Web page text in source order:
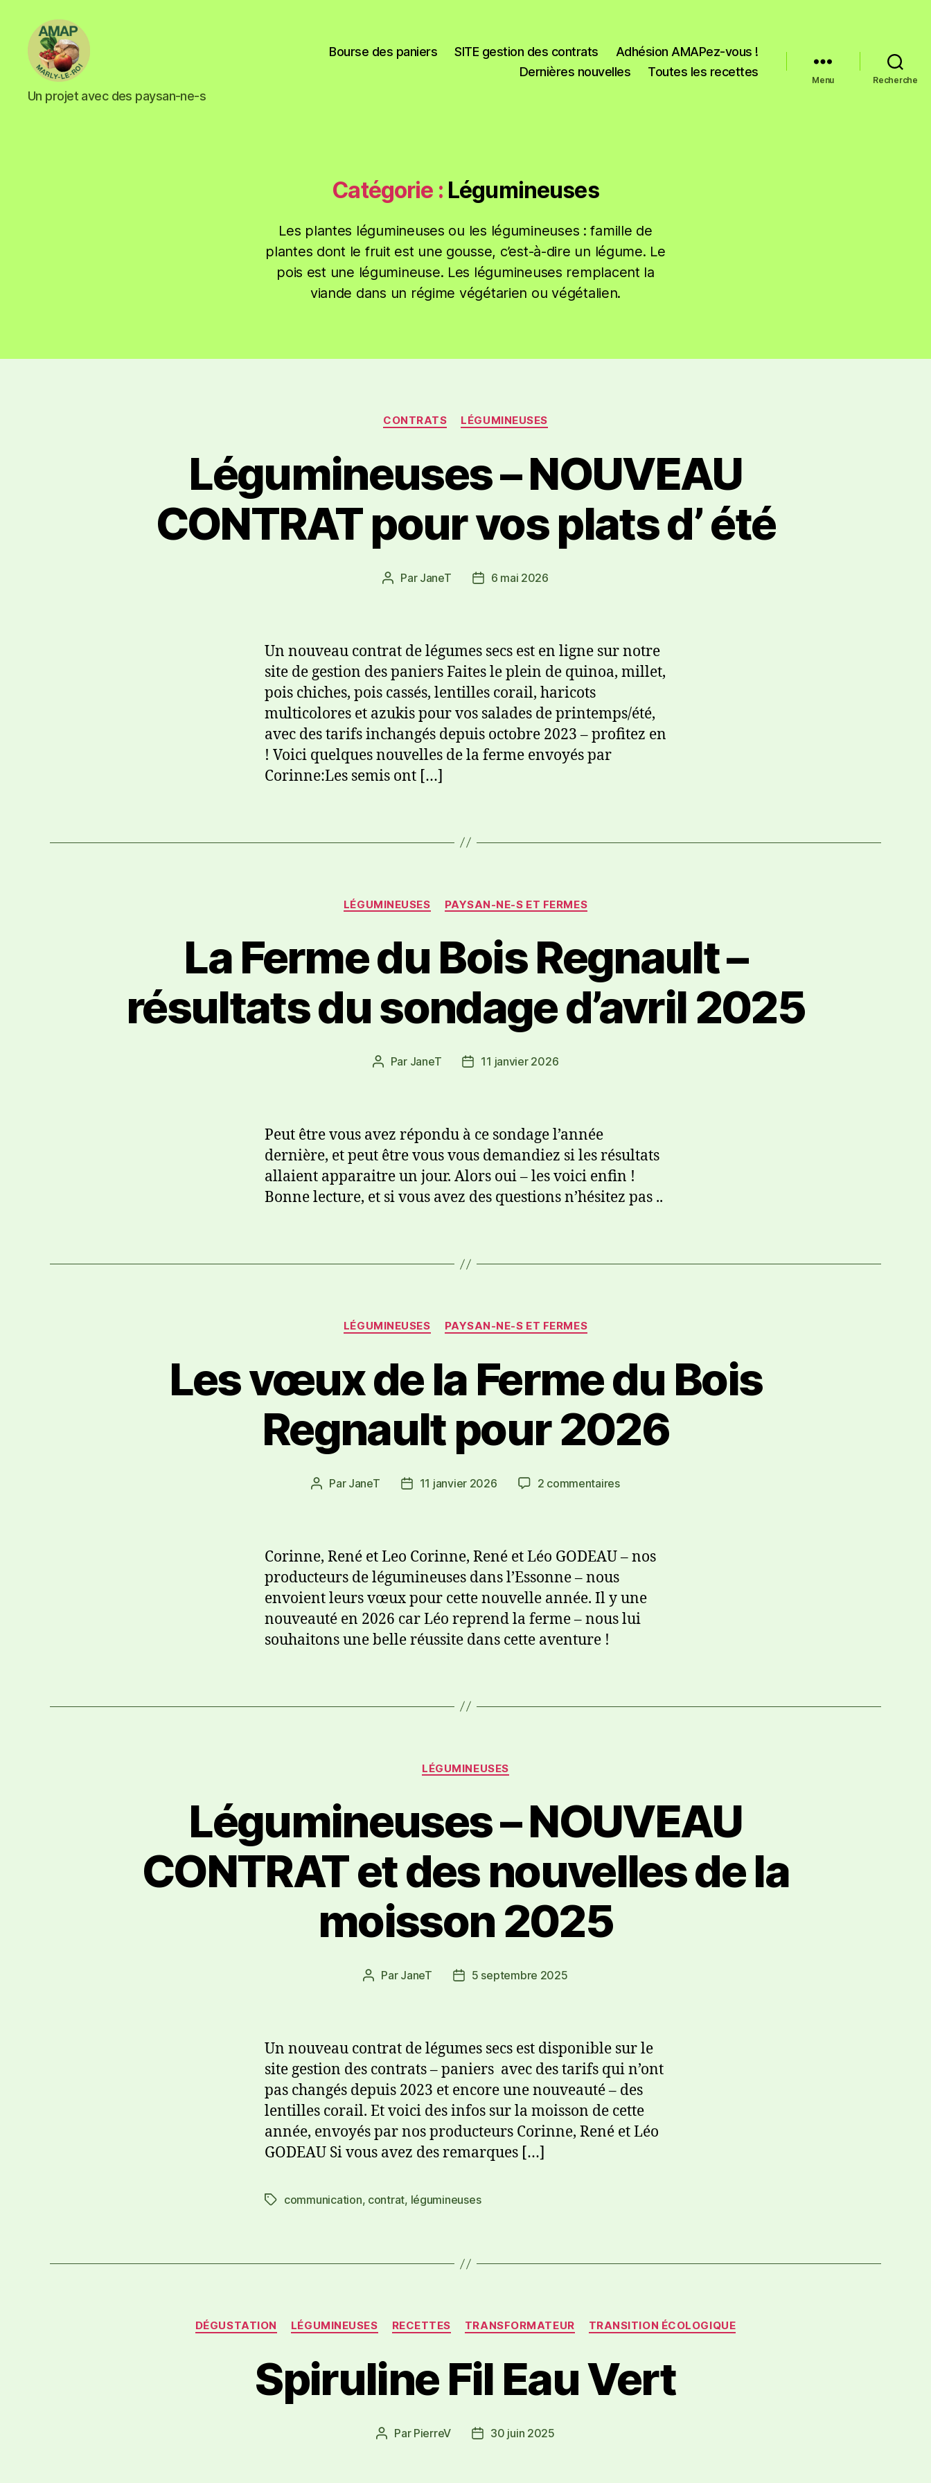
Un projet avec des paysan-ne-s
Bourse des paniers SITE gestion des contrats
Adhésion AMAPez-vous !
Dernières nouvelles
Toutes les recettes
Menu Recherche
Catégorie : Légumineuses
Les plantes légumineuses ou les légumineuses : famille de
plantes dont le fruit est une gousse, c’est-à-dire un légume. Le
pois est une légumineuse. Les légumineuses remplacent la
viande dans un régime végétarien ou végétalien.
CONTRATS LÉGUMINEUSES
Légumineuses – NOUVEAU
CONTRAT pour vos plats d’ été
Par JaneT 6 mai 2026
Un nouveau contrat de légumes secs est en ligne sur notre
site de gestion des paniers Faites le plein de quinoa, millet,
pois chiches, pois cassés, lentilles corail, haricots
multicolores et azukis pour vos salades de printemps/été,
avec des tarifs inchangés depuis octobre 2023 – profitez en
! Voici quelques nouvelles de la ferme envoyés par
Corinne:Les semis ont […]
LÉGUMINEUSES PAYSAN-NE-S ET FERMES
La Ferme du Bois Regnault –
résultats du sondage d’avril 2025
Par JaneT 11 janvier 2026
Peut être vous avez répondu à ce sondage l’année
dernière, et peut être vous vous demandiez si les résultats
allaient apparaitre un jour. Alors oui – les voici enfin !
Bonne lecture, et si vous avez des questions n’hésitez pas ..
LÉGUMINEUSES PAYSAN-NE-S ET FERMES
Les vœux de la Ferme du Bois
Regnault pour 2026
Par JaneT 11 janvier 2026 2 commentaires
Corinne, René et Leo Corinne, René et Léo GODEAU – nos
producteurs de légumineuses dans l’Essonne – nous
envoient leurs vœux pour cette nouvelle année. Il y une
nouveauté en 2026 car Léo reprend la ferme – nous lui
souhaitons une belle réussite dans cette aventure !
LÉGUMINEUSES
Légumineuses – NOUVEAU
CONTRAT et des nouvelles de la
moisson 2025
Par JaneT 5 septembre 2025
Un nouveau contrat de légumes secs est disponible sur le
site gestion des contrats – paniers avec des tarifs qui n’ont
pas changés depuis 2023 et encore une nouveauté – des
lentilles corail. Et voici des infos sur la moisson de cette
année, envoyés par nos producteurs Corinne, René et Léo
GODEAU Si vous avez des remarques […]
communication, contrat, légumineuses
DÉGUSTATION LÉGUMINEUSES RECETTES TRANSFORMATEUR TRANSITION ÉCOLOGIQUE
Spiruline Fil Eau Vert
Par PierreV 30 juin 2025